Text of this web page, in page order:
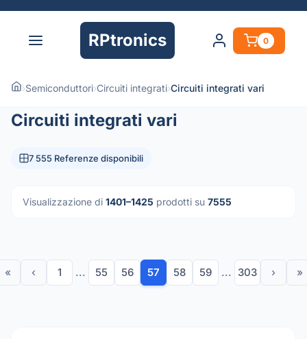
RPtronics 0
›Semiconduttori›Circuiti integrati›Circuiti integrati vari
Circuiti integrati vari
7 555 Referenze disponibili
Visualizzazione di 1401–1425 prodotti su 7555
« ‹ 1 ... 55 56 57 58 59 ... 303 › »